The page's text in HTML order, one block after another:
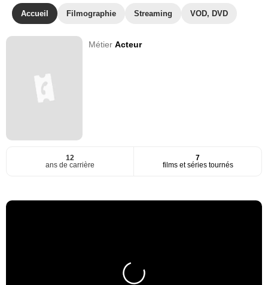
Accueil Filmographie Streaming VOD, DVD
MétierActeur
12
ans de carrière
7
films et séries tournés